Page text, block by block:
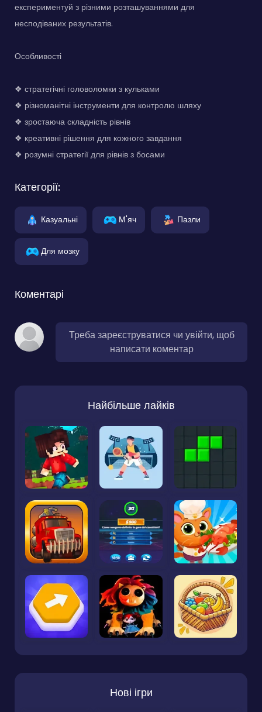
експериментуй з різними розташуваннями для
несподіваних результатів.
Особливості
❖ стратегічні головоломки з кульками
❖ різноманітні інструменти для контролю шляху
❖ зростаюча складність рівнів
❖ креативні рішення для кожного завдання
❖ розумні стратегії для рівнів з босами
Категорії:
Казуальні М'яч Пазли
Для мозку
Коментарі
Треба зареєструватися чи увійти, щоб
написати коментар
Найбільше лайків
Нові ігри